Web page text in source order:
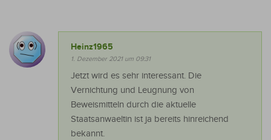
Heinz1965
1. Dezember 2021 um 09:31
Jetzt wird es sehr interessant. Die
Vernichtung und Leugnung von
Beweismitteln durch die aktuelle
Staatsanwaeltin ist ja bereits hinreichend
bekannt.